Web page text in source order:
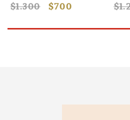
$1.300
$700